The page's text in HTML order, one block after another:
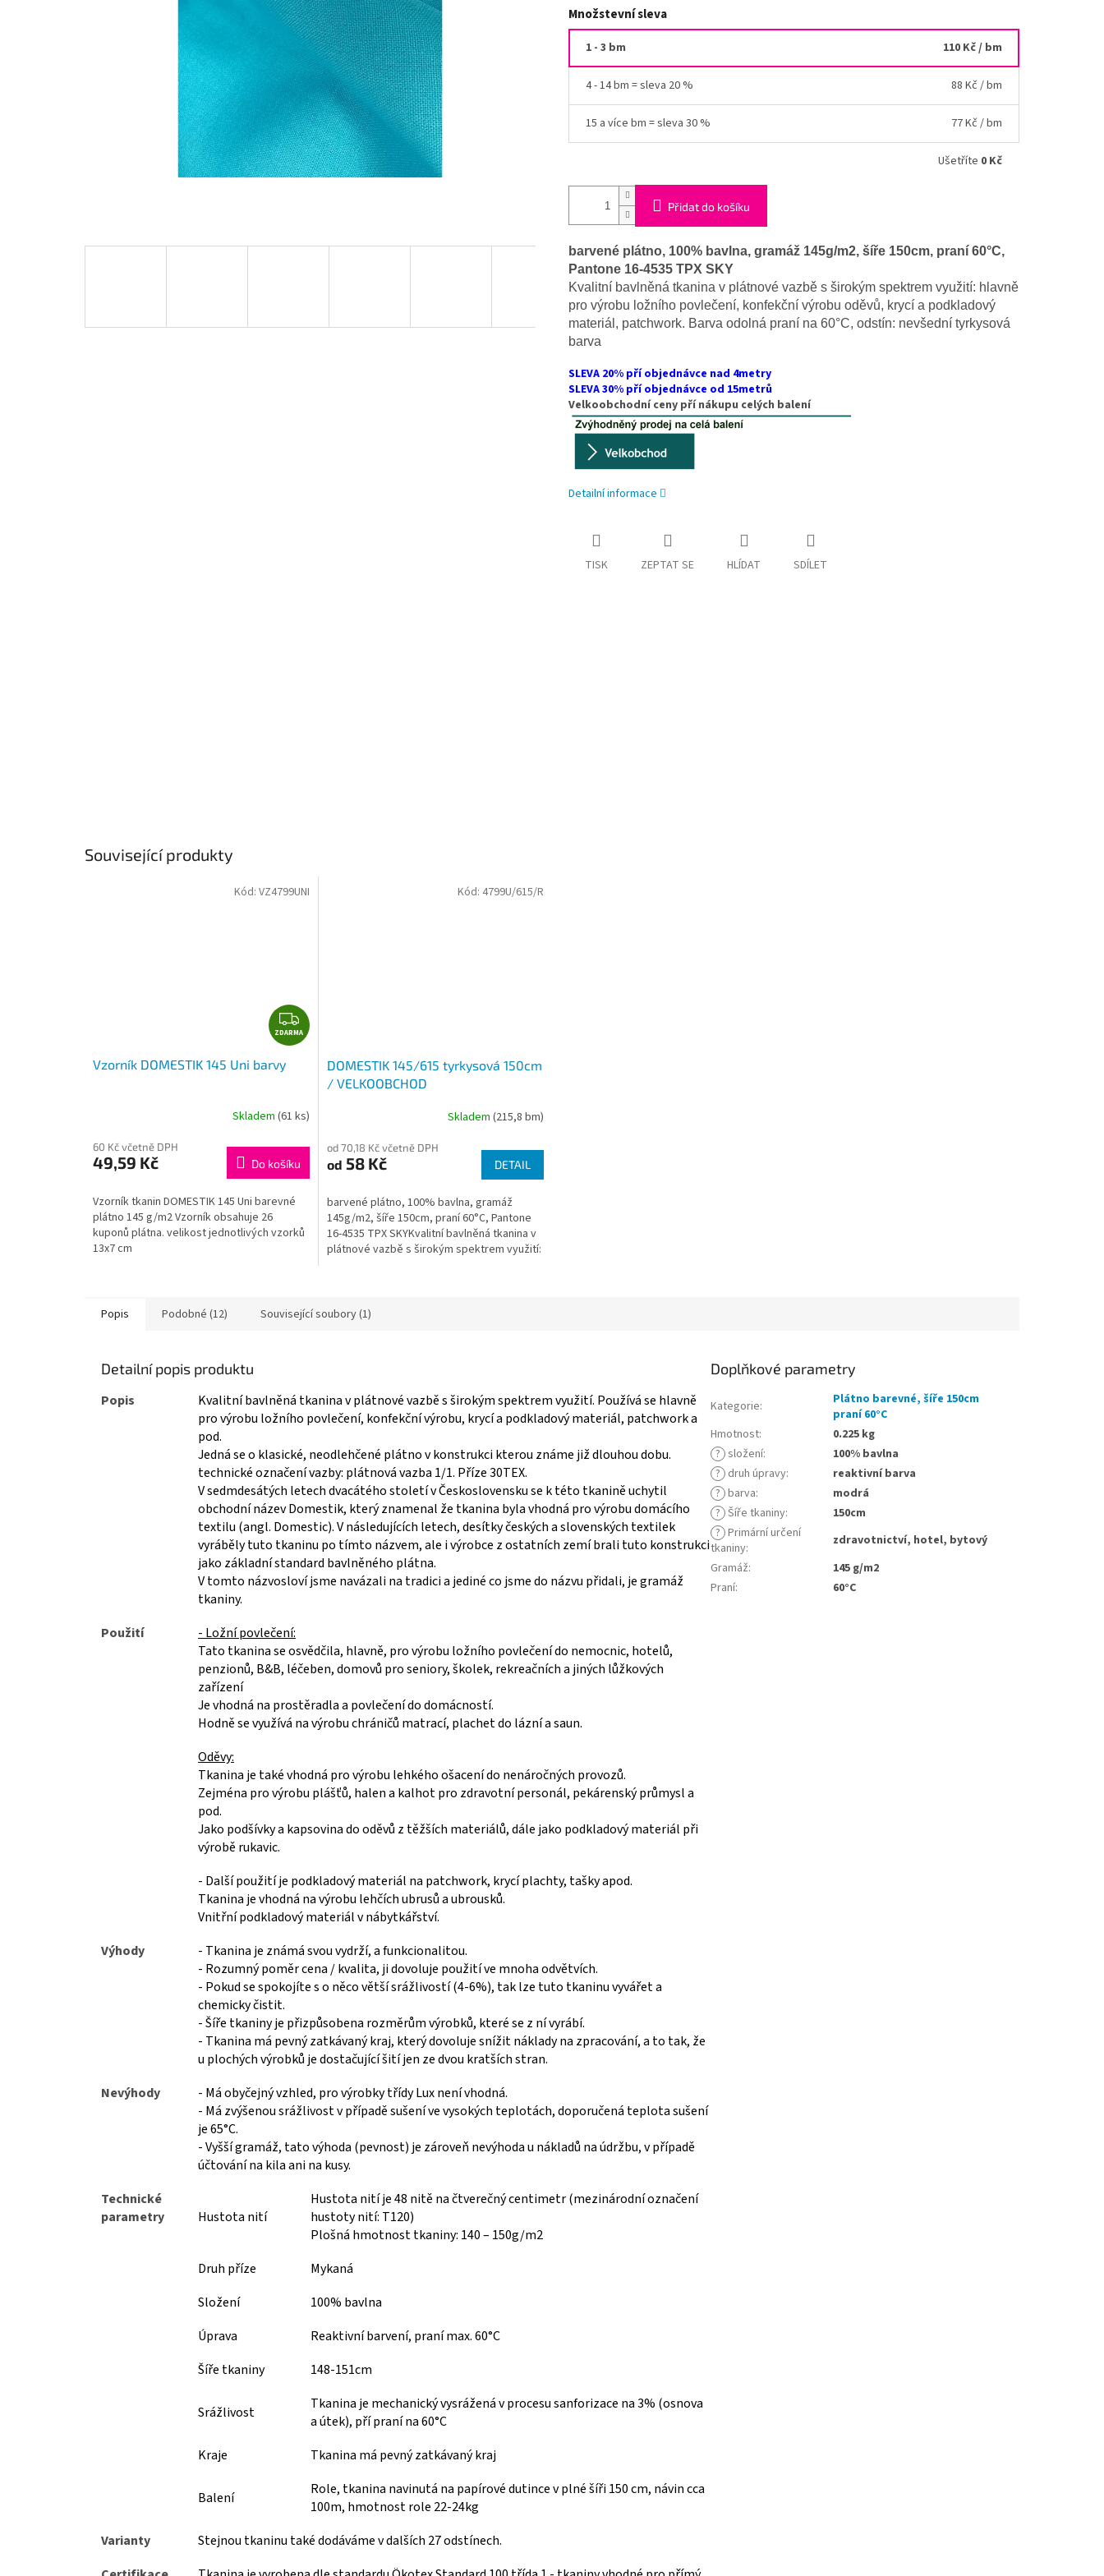
Množstevní sleva
1 - 3 bm 110 Kč/ bm
4 - 14 bm = sleva 20 % 88 Kč / bm
15 a více bm = sleva 30 % 77 Kč / bm
Ušetříte 0 Kč
Přidat do košíku
barvené plátno, 100% bavlna, gramáž 145g/m2, šíře 150cm, praní 60°C,
Pantone 16-4535 TPX SKY
Kvalitní bavlněná tkanina v plátnové vazbě s širokým spektrem využití: hlavně
pro výrobu ložního povlečení, konfekční výrobu oděvů, krycí a podkladový
materiál, patchwork. Barva odolná praní na 60°C, odstín: nevšední tyrkysová
barva
SLEVA 20% pří objednávce nad 4metry
SLEVA 30% pří objednávce od 15metrů
Velkoobchodní ceny pří nákupu celých balení
Detailní informace
TISK ZEPTAT SE HLÍDAT SDÍLET
Související produkty
Z
D
A
ZDARMA
Vzorník DOMESTIK 145 Uni barvy
Skladem (61 ks)
60 Kč včetně DPH
49,59 Kč Do košíku
Vzorník tkanin DOMESTIK 145 Uni barevné
plátno 145 g/m2 Vzorník obsahuje 26
kuponů plátna. velikost jednotlivých vzorků
13x7 cm
Kód: VZ4799UNI
DOMESTIK 145/615 tyrkysová 150cm
/ VELKOOBCHOD
Skladem (215,8 bm)
od 70,18 Kč včetně DPH
od 58 Kč DETAIL
barvené plátno, 100% bavlna, gramáž
145g/m2, šíře 150cm, praní 60°C, Pantone
16-4535 TPX SKYKvalitní bavlněná tkanina v
plátnové vazbě s širokým spektrem využití:
Kód: 4799U/615/R
Popis Podobné (12) Související soubory (1)
Detailní popis produktu
Popis
Kvalitní bavlněná tkanina v plátnové vazbě s širokým spektrem využití. Používá se hlavně
pro výrobu ložního povlečení, konfekční výrobu, krycí a podkladový materiál, patchwork a
pod.
Jedná se o klasické, neodlehčené plátno v konstrukci kterou známe již dlouhou dobu.
technické označení vazby: plátnová vazba 1/1. Příze 30TEX.
V sedmdesátých letech dvacátého století v Československu se k této tkanině uchytil
obchodní název Domestik, který znamenal že tkanina byla vhodná pro výrobu domácího
textilu (angl. Domestic). V následujících letech, desítky českých a slovenských textilek
vyráběly tuto tkaninu po tímto názvem, ale i výrobce z ostatních zemí brali tuto konstrukci
jako základní standard bavlněného plátna.
V tomto názvosloví jsme navázali na tradici a jediné co jsme do názvu přidali, je gramáž
tkaniny.
Použití
- Ložní povlečení:
Tato tkanina se osvědčila, hlavně, pro výrobu ložního povlečení do nemocnic, hotelů,
penzionů, B&B, léčeben, domovů pro seniory, školek, rekreačních a jiných lůžkových
zařízení
Je vhodná na prostěradla a povlečení do domácností.
Hodně se využívá na výrobu chráničů matrací, plachet do lázní a saun.
Oděvy:
Tkanina je také vhodná pro výrobu lehkého ošacení do nenáročných provozů.
Zejména pro výrobu plášťů, halen a kalhot pro zdravotní personál, pekárenský průmysl a
pod.
Jako podšívky a kapsovina do oděvů z těžších materiálů, dále jako podkladový materiál při
výrobě rukavic.
- Další použití je podkladový materiál na patchwork, krycí plachty, tašky apod.
Tkanina je vhodná na výrobu lehčích ubrusů a ubrousků.
Vnitřní podkladový materiál v nábytkářství.
Výhody
- Tkanina je známá svou vydrží, a funkcionalitou.
- Rozumný poměr cena / kvalita, ji dovoluje použití ve mnoha odvětvích.
- Pokud se spokojíte s o něco větší srážlivostí (4-6%), tak lze tuto tkaninu vyvářet a
chemicky čistit.
- Šíře tkaniny je přizpůsobena rozměrům výrobků, které se z ní vyrábí.
- Tkanina má pevný zatkávaný kraj, který dovoluje snížit náklady na zpracování, a to tak, že
u plochých výrobků je dostačující šití jen ze dvou kratších stran.
Nevýhody
- Má obyčejný vzhled, pro výrobky třídy Lux není vhodná.
- Má zvýšenou srážlivost v případě sušení ve vysokých teplotách, doporučená teplota sušení
je 65°C.
- Vyšší gramáž, tato výhoda (pevnost) je zároveň nevýhoda u nákladů na údržbu, v případě
účtování na kila ani na kusy.
Technické
parametry
Hustota nití
Hustota nití je 48 nitě na čtverečný centimetr (mezinárodní označení
hustoty nití: T120)
Plošná hmotnost tkaniny: 140 – 150g/m2
Druh příze
Mykaná
Složení
100% bavlna
Úprava
Reaktivní barvení, praní max. 60°C
Šíře tkaniny
148-151cm
Srážlivost
Tkanina je mechanický vysrážená v procesu sanforizace na 3% (osnova
a útek), pří praní na 60°C
Kraje
Tkanina má pevný zatkávaný kraj
Balení
Role, tkanina navinutá na papírové dutince v plné šíři 150 cm, návin cca
100m, hmotnost role 22-24kg
Varianty
Stejnou tkaninu také dodáváme v dalších 27 odstínech.
Doplňkové parametry
Kategorie:
Plátno barevné, šíře 150cm
praní 60°C
Hmotnost:
0.225 kg
? složení:
100% bavlna
? druh úpravy:
reaktivní barva
? barva:
modrá
? Šíře tkaniny:
150cm
? Primární určení
tkaniny:
zdravotnictví, hotel, bytový
Gramáž:
145 g/m2
Praní: 60°C